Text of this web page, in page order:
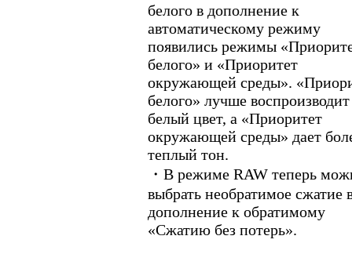
белого в дополнение к
автоматическому режиму
появились режимы
белого» и «Приоритет
окружающей среды».
белого» лучше воспроизводит
белый цвет, а «Приоритет
окружающей среды» дает
теплый тон.
・В режиме RAW теперь
выбрать необратимое сжатие
дополнение к обратимому
«Сжатию без потерь».